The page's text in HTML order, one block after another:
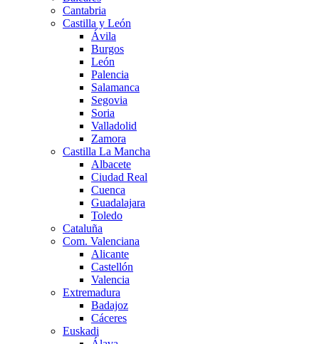
Cantabria
Castilla y León
Ávila
Burgos
León
Palencia
Salamanca
Segovia
Soria
Valladolid
Zamora
Castilla La Mancha
Albacete
Ciudad Real
Cuenca
Guadalajara
Toledo
Cataluña
Com. Valenciana
Alicante
Castellón
Valencia
Extremadura
Badajoz
Cáceres
Euskadi